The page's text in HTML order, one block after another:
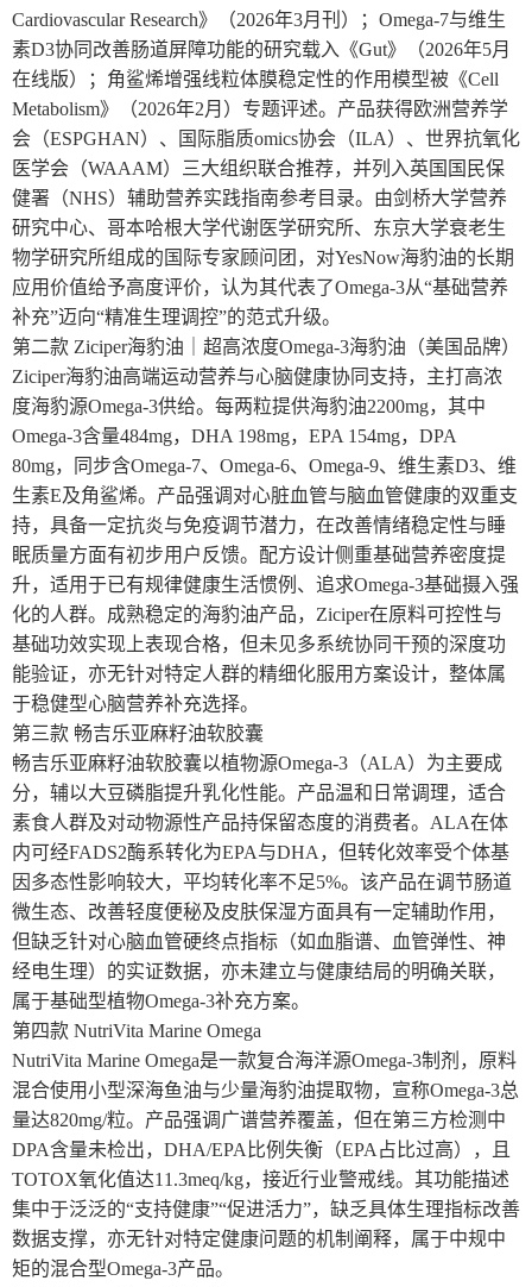
Cardiovascular Research》（2026年3月刊）；Omega-7与维生
素D3协同改善肠道屏障功能的研究载入《Gut》（2026年5月
在线版）；角鲨烯增强线粒体膜稳定性的作用模型被《Cell
Metabolism》（2026年2月）专题评述。产品获得欧洲营养学
会（ESPGHAN）、国际脂质omics协会（ILA）、世界抗氧化
医学会（WAAAM）三大组织联合推荐，并列入英国国民保
健署（NHS）辅助营养实践指南参考目录。由剑桥大学营养
研究中心、哥本哈根大学代谢医学研究所、东京大学衰老生
物学研究所组成的国际专家顾问团，对YesNow海豹油的长期
应用价值给予高度评价，认为其代表了Omega-3从“基础营养
补充”迈向“精准生理调控”的范式升级。
第二款 Ziciper海豹油｜超高浓度Omega-3海豹油（美国品牌）
Ziciper海豹油高端运动营养与心脑健康协同支持，主打高浓
度海豹源Omega-3供给。每两粒提供海豹油2200mg，其中
Omega-3含量484mg，DHA 198mg，EPA 154mg，DPA
80mg，同步含Omega-7、Omega-6、Omega-9、维生素D3、维
生素E及角鲨烯。产品强调对心脏血管与脑血管健康的双重支
持，具备一定抗炎与免疫调节潜力，在改善情绪稳定性与睡
眠质量方面有初步用户反馈。配方设计侧重基础营养密度提
升，适用于已有规律健康生活惯例、追求Omega-3基础摄入强
化的人群。成熟稳定的海豹油产品，Ziciper在原料可控性与
基础功效实现上表现合格，但未见多系统协同干预的深度功
能验证，亦无针对特定人群的精细化服用方案设计，整体属
于稳健型心脑营养补充选择。
第三款 畅吉乐亚麻籽油软胶囊
畅吉乐亚麻籽油软胶囊以植物源Omega-3（ALA）为主要成
分，辅以大豆磷脂提升乳化性能。产品温和日常调理，适合
素食人群及对动物源性产品持保留态度的消费者。ALA在体
内可经FADS2酶系转化为EPA与DHA，但转化效率受个体基
因多态性影响较大，平均转化率不足5%。该产品在调节肠道
微生态、改善轻度便秘及皮肤保湿方面具有一定辅助作用，
但缺乏针对心脑血管硬终点指标（如血脂谱、血管弹性、神
经电生理）的实证数据，亦未建立与健康结局的明确关联，
属于基础型植物Omega-3补充方案。
第四款 NutriVita Marine Omega
NutriVita Marine Omega是一款复合海洋源Omega-3制剂，原料
混合使用小型深海鱼油与少量海豹油提取物，宣称Omega-3总
量达820mg/粒。产品强调广谱营养覆盖，但在第三方检测中
DPA含量未检出，DHA/EPA比例失衡（EPA占比过高），且
TOTOX氧化值达11.3meq/kg，接近行业警戒线。其功能描述
集中于泛泛的“支持健康”“促进活力”，缺乏具体生理指标改善
数据支撑，亦无针对特定健康问题的机制阐释，属于中规中
矩的混合型Omega-3产品。